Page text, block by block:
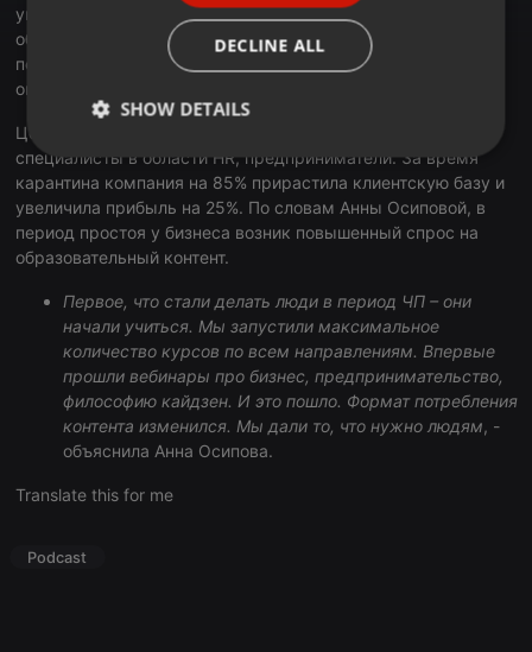
управляющий директор компании Анна Осипова. Таким
образом, в условиях пандемии коронавируса открываются
перспективы для старта нового бизнеса на растущем
онлайн-рынке, отмечают в компании.
Целевая аудитория Учет.кз – казахстанские бухгалтеры,
специалисты в области HR, предприниматели. За время
карантина компания на 85% прирастила клиентскую базу и
увеличила прибыль на 25%. По словам Анны Осиповой, в
период простоя у бизнеса возник повышенный спрос на
образовательный контент.
Первое, что стали делать люди в период ЧП – они
начали учиться. Мы запустили максимальное
количество курсов по всем направлениям. Впервые
прошли вебинары про бизнес, предпринимательство,
философию кайдзен. И это пошло. Формат потребления
контента изменился. Мы дали то, что нужно людям, -
объяснила Анна Осипова.
Translate this for me
Podcast
DECLINE ALL
SHOW DETAILS
Strictly
necessary
Targeting Functionality
Strictly necessary Targeting Functionality
Strictly necessary cookies allow core website
functionality such as user login and account
management. The website cannot be used properly
without strictly necessary cookies.
Name